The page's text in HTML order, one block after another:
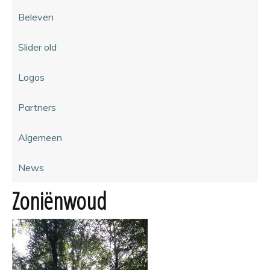
Beleven
Slider old
Logos
Partners
Algemeen
News
Zoniënwoud